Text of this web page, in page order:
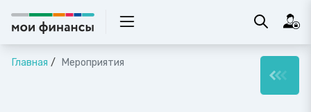
Главная Мероприятия